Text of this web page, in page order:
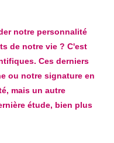
notre personnalité
de notre vie ? C'est
Ces derniers
ou notre signature en
mais un autre
étude, bien plus